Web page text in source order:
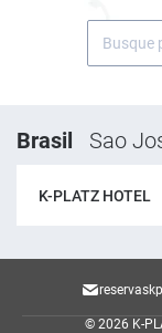
Brasil Sao
K-PLATZ HOTEL
© 2026 K-